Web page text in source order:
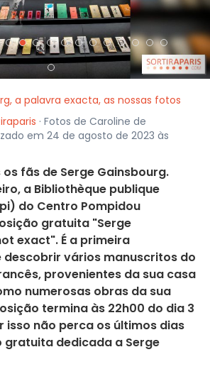
a palavra exacta, as nossas fotos
· Fotos de Caroline de
em 24 de agosto de 2023 às
fãs de Serge Gainsbourg.
a Bibliothèque publique
do Centro Pompidou
gratuita "Serge
exact". É a primeira
vários manuscritos do
provenientes da sua casa
numerosas obras da sua
termina às 22h00 do dia 3
isso não perca os últimos dias
dedicada a Serge